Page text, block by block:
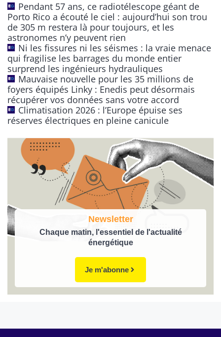
a
t
i
v
e
:
Pendant 57 ans, ce radiotélescope géant de
Porto Rico a écouté le ciel : aujourd’hui son trou
de 305 m restera là pour toujours, et les
astronomes n’y peuvent rien
Ni les fissures ni les séismes : la vraie menace
qui fragilise les barrages du monde entier
surprend les ingénieurs hydrauliques
Mauvaise nouvelle pour les 35 millions de
foyers équipés Linky : Enedis peut désormais
récupérer vos données sans votre accord
Climatisation 2026 : l’Europe épuise ses
réserves électriques en pleine canicule
Newsletter
Chaque matin, l'essentiel de l'actualité
énergétique
Je m'abonne